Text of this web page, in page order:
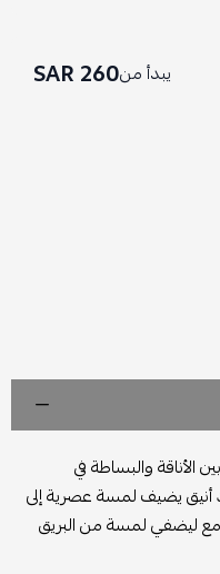
يبدأ من260 SAR
الأناقة والبساطة في
أنيق يضيف لمسة عصرية إلى
ليضفي لمسة من البريق